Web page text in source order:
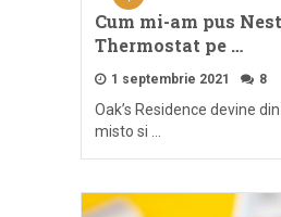
Cum mi-am pus
Thermostat pe …
1 septembrie 2021 8
Oak’s Residence devine
misto si …